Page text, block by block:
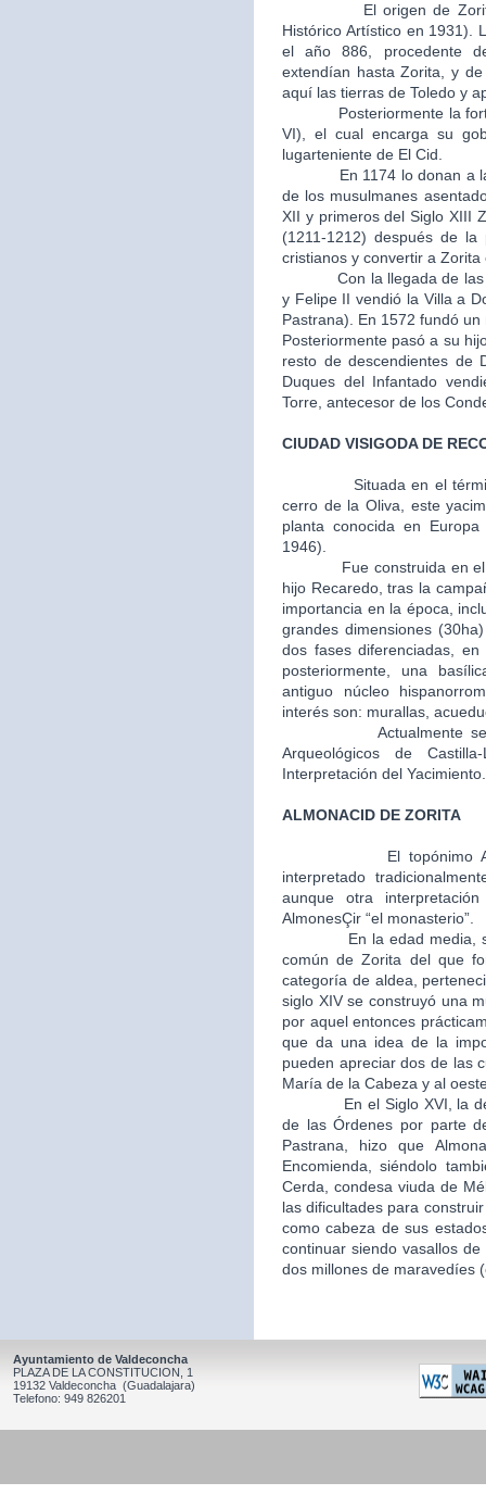
El origen de
Histórico Artístico en 1931).
el año 886, procedente
extendían hasta Zorita, y
aquí las tierras de Toledo y
Posteriormente la
VI), el cual encarga su
lugarteniente de El Cid.
En 1174 lo donan a la
de los musulmanes
XII y primeros del Siglo XIII
(1211-1212) después de
cristianos y convertir a
Con la llegada de las
y Felipe II vendió la Villa a
Pastrana). En 1572 fundó
Posteriormente pasó a su
resto de descendientes de
Duques del Infantado
Torre, antecesor de los
CIUDAD VISIGODA DE
Situada en el
cerro de la Oliva, este
planta conocida en
1946).
Fue construida en el
hijo Recaredo, tras la
importancia en la época,
grandes dimensiones
dos fases diferenciadas,
posteriormente, una
antiguo núcleo
interés son: murallas,
Actualmente se
Arqueológicos de
Interpretación del Yacimiento.
ALMONACID DE ZORITA
El topónimo
interpretado
aunque otra
AlmonesÇir “el monasterio”.
En la edad media,
común de Zorita del que
categoría de aldea,
siglo XIV se construyó una
por aquel entonces
que da una idea de la
pueden apreciar dos de las
María de la Cabeza y al
En el Siglo XVI, la
de las Órdenes por parte
Pastrana, hizo que
Encomienda, siéndolo
Cerda, condesa viuda de
las dificultades para
como cabeza de sus
continuar siendo vasallos
dos millones de maravedíes
Ayuntamiento de Valdeconcha
PLAZA DE LA CONSTITUCION, 1
19132 Valdeconcha (Guadalajara)
Telefono: 949 826201